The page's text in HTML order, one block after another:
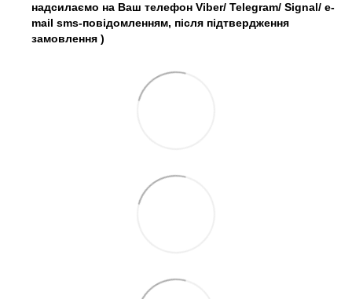
надсилаємо на Ваш телефон Viber/ Telegram/ Signal/ e-
mail sms-повідомленням, після підтвердження
замовлення )